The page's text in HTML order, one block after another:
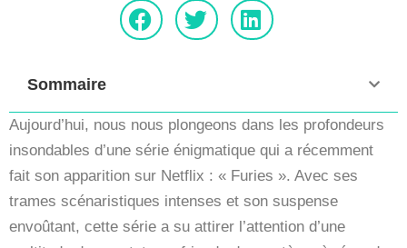
Sommaire
Aujourd’hui, nous nous plongeons dans les profondeurs
insondables d’une série énigmatique qui a récemment
fait son apparition sur Netflix : « Furies ». Avec ses
trames scénaristiques intenses et son suspense
envoûtant, cette série a su attirer l’attention d’une